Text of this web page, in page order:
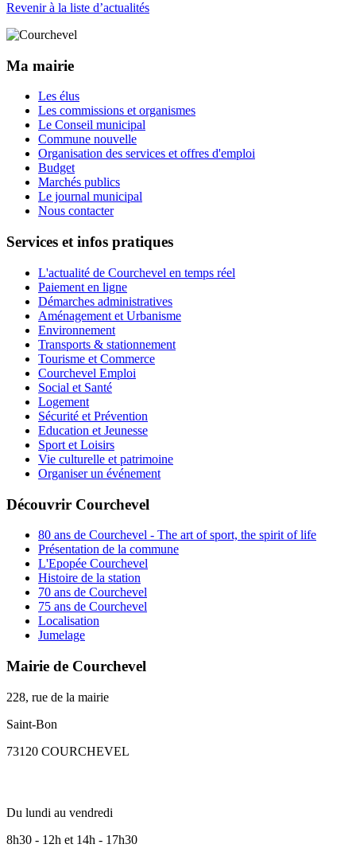
Revenir à la liste d’actualités
Ma mairie
Les élus
Les commissions et organismes
Le Conseil municipal
Commune nouvelle
Organisation des services et offres d'emploi
Budget
Marchés publics
Le journal municipal
Nous contacter
Services et infos pratiques
L'actualité de Courchevel en temps réel
Paiement en ligne
Démarches administratives
Aménagement et Urbanisme
Environnement
Transports & stationnement
Tourisme et Commerce
Courchevel Emploi
Social et Santé
Logement
Sécurité et Prévention
Education et Jeunesse
Sport et Loisirs
Vie culturelle et patrimoine
Organiser un événement
Découvrir Courchevel
80 ans de Courchevel - The art of sport, the spirit of life
Présentation de la commune
L'Epopée Courchevel
Histoire de la station
70 ans de Courchevel
75 ans de Courchevel
Localisation
Jumelage
Mairie de Courchevel
228, rue de la mairie
Saint-Bon
73120 COURCHEVEL
Du lundi au vendredi
8h30 - 12h et 14h - 17h30